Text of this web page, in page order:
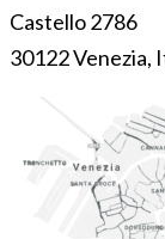
Castello 2786
30122 Venezia,